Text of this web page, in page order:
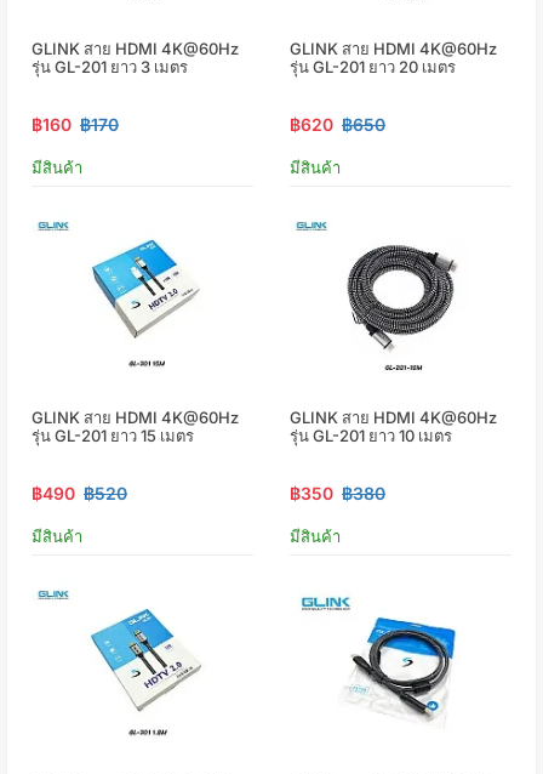
GLINK สาย HDMI 4K@60Hz
รุ่น GL-201 ยาว 3 เมตร
฿160 ฿170
มีสินค้า
GLINK สาย HDMI 4K@60Hz
รุ่น GL-201 ยาว 20 เมตร
฿620 ฿650
มีสินค้า
GLINK สาย HDMI 4K@60Hz
รุ่น GL-201 ยาว 15 เมตร
฿490 ฿520
มีสินค้า
GLINK สาย HDMI 4K@60Hz
รุ่น GL-201 ยาว 10 เมตร
฿350 ฿380
มีสินค้า